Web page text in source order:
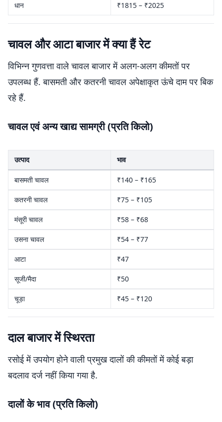
धान ₹1815 – ₹2025
चावल और आटा बाजार में क्या हैं रेट
विभिन्न गुणवत्ता वाले चावल बाजार में अलग-अलग कीमतों पर
उपलब्ध हैं. बासमती और कतरनी चावल अपेक्षाकृत ऊंचे दाम पर बिक
रहे हैं.
चावल एवं अन्य खाद्य सामग्री (प्रति किलो)
उत्पाद भाव
बासमती चावल ₹140 – ₹165
कतरनी चावल ₹75 – ₹105
मंसूरी चावल ₹58 – ₹68
उसना चावल ₹54 – ₹77
आटा ₹47
सूजी/मैदा ₹50
चूड़ा ₹45 – ₹120
दाल बाजार में स्थिरता
रसोई में उपयोग होने वाली प्रमुख दालों की कीमतों में कोई बड़ा
बदलाव दर्ज नहीं किया गया है.
दालों के भाव (प्रति किलो)